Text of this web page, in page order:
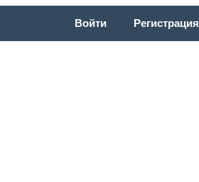
Войти Регистрация